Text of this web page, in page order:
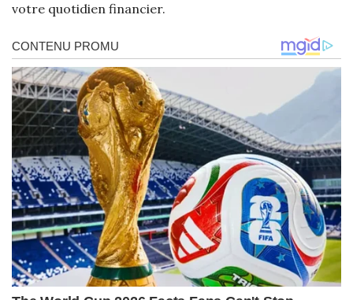
votre quotidien financier.